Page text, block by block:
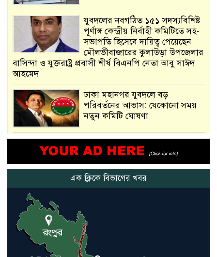
যুবদলের নবগঠিত ১৫১ সদস্যবিশিষ্ট
পূর্ণাঙ্গ কেন্দ্রীয় নির্বাহী কমিটিতে সহ-
সভাপতি হিসেবে দায়িত্ব পেয়েছেন
মৌলভীবাজারের কুলাউড়া উপজেলার
বাসিন্দা ও যুক্তরাষ্ট্র প্রবাসী শীর্ষ বিএনপি নেতা আবু সাঈদ
আহমেদ
ঢাকা মহানগর যুবদলে বড়
পরিবর্তনের আভাস: যেকোনো সময়
নতুন কমিটি ঘোষণা
মানুষের উপকার হয় : প্রধানমন্ত্রী
যুক্তরাষ্ট্র ও ইসরায়েল বাদে হরমুজ
প্রণালি সবার জন্য উন্মুক্ত: আরাকচি
এক ক্লিকে বিভাগের খবর